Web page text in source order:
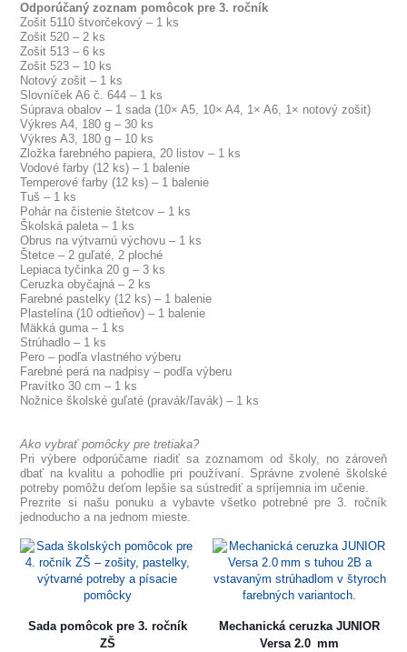
Odporúčaný zoznam pomôcok pre 3. ročník
Zošit 5110 štvorčekový – 1 ks
Zošit 520 – 2 ks
Zošit 513 – 6 ks
Zošit 523 – 10 ks
Notový zošit – 1 ks
Slovníček A6 č. 644 – 1 ks
Súprava obalov – 1 sada (10× A5, 10× A4, 1× A6, 1× notový zošit)
Výkres A4, 180 g – 30 ks
Výkres A3, 180 g – 10 ks
Zložka farebného papiera, 20 listov – 1 ks
Vodové farby (12 ks) – 1 balenie
Temperové farby (12 ks) – 1 balenie
Tuš – 1 ks
Pohár na čistenie štetcov – 1 ks
Školská paleta – 1 ks
Obrus na výtvarnú výchovu – 1 ks
Štetce – 2 guľaté, 2 ploché
Lepiaca tyčinka 20 g – 3 ks
Ceruzka obyčajná – 2 ks
Farebné pastelky (12 ks) – 1 balenie
Plastelína (10 odtieňov) – 1 balenie
Mäkká guma – 1 ks
Strúhadlo – 1 ks
Pero – podľa vlastného výberu
Farebné perá na nadpisy – podľa výberu
Pravítko 30 cm – 1 ks
Nožnice školské guľaté (pravák/ľavák) – 1 ks
Ako vybrať pomôcky pre tretiaka?
Pri výbere odporúčame riadiť sa zoznamom od školy, no zároveň
dbať na kvalitu a pohodlie pri používaní. Správne zvolené školské
potreby pomôžu deťom lepšie sa sústrediť a spríjemnia im učenie.
Prezrite si našu ponuku a vybavte všetko potrebné pre 3. ročník
jednoducho a na jednom mieste.
Sada pomôcok pre 3. ročník
ZŠ
Mechanická ceruzka JUNIOR
Versa 2.0 mm